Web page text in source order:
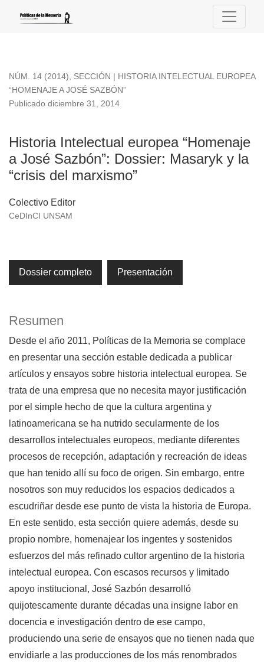
Historia Intelectual europea “Homenaje a José Sazbón”
NÚM. 14 (2014), SECCIÓN | HISTORIA INTELECTUAL EUROPEA
“HOMENAJE A JOSÉ SAZBÓN”
Historia Intelectual europea “Homenaje
a José Sazbón”: Dossier: Masaryk y la
“crisis del marxismo”
Publicado diciembre 31, 2014
Colectivo Editor
CeDInCI UNSAM
Dossier completo Presentación
Resumen
Desde el año 2011, Políticas de la Memoria se complace
en presentar una sección estable dedicada a publicar
artículos y ensayos sobre historia intelectual europea. Se
trata de una empresa que no necesita mayor justificación
por el simple hecho de que la cultura argentina y
latinoamericana se ha nutrido secularmente de los
desarrollos intelectuales europeos, mediante diferentes
procesos de recepción, adaptación y recreación de ideas
que han tenido allí su foco de origen. Sin embargo, entre
nosotros son muy reducidos los espacios dedicados a
escudriñar desde ese punto de vista la historia de Europa.
En este sentido, esta sección quiere además, desde su
propio nombre, homenajear los ingentes y sostenidos
esfuerzos del más refinado cultor argentino de la historia
intelectual europea. Con escasos recursos y limitado
apoyo institucional, José Sazbón desarrolló
quijotescamente durante décadas una insigne labor en
docencia e investigación dentro de ese campo,
produciendo una serie de ensayos que no tienen nada que
envidiarle a las producciones de los más renombrados